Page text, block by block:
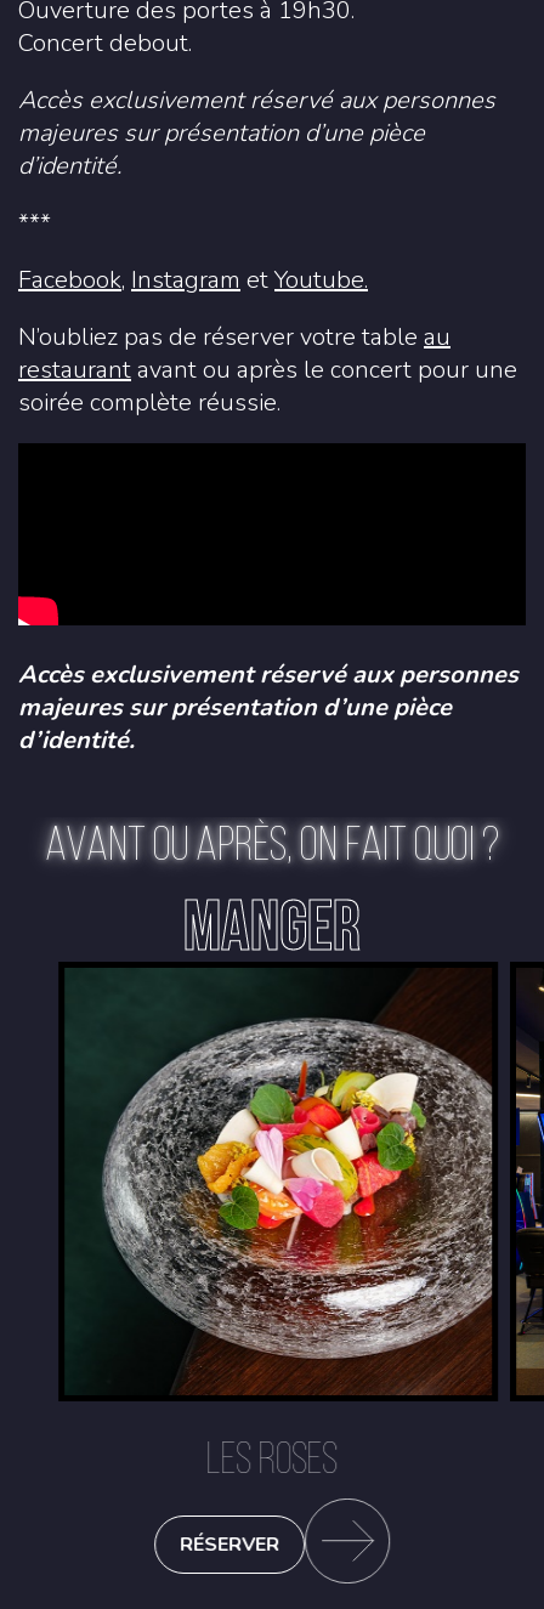
Ouverture des portes à 19h30.
Concert debout.
Accès exclusivement réservé aux personnes
majeures sur présentation d’une pièce
d’identité.
***
Facebook, Instagram etYoutube.
N’oubliez pas de réserver votre table au
restaurantavant ou après le concert pour une
soirée complète réussie.
Accès exclusivement réservé aux personnes
majeures sur présentation d’une pièce
d’identité.
AVANT OU APRÈS, ON FAIT QUOI ?
MANGER
LES ROSES
RÉSERVER